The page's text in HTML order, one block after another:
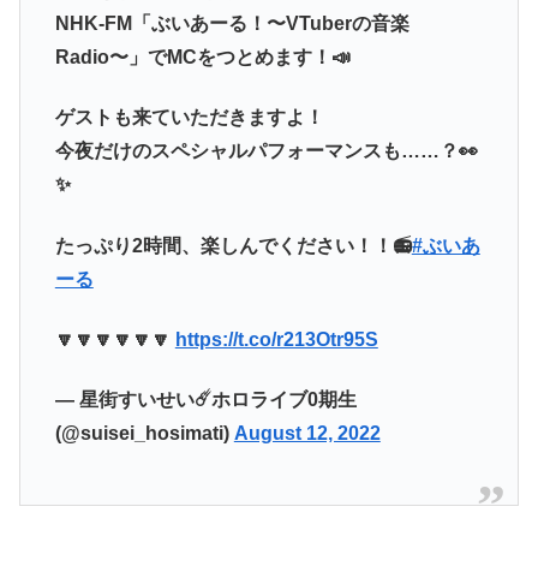
NHK-FM「ぶいあーる！〜VTuberの音楽
Radio〜」でMCをつとめます！📣
ゲストも来ていただきますよ！
今夜だけのスペシャルパフォーマンスも……？👀
✨
たっぷり2時間、楽しんでください！！📻#ぶいあ
ーる
🔽🔽🔽🔽🔽🔽 https://t.co/r213Otr95S
— 星街すいせい☄️ホロライブ0期生
(@suisei_hosimati) August 12, 2022